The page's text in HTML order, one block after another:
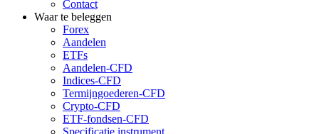
Contact
Waar te beleggen
Forex
Aandelen
ETFs
Aandelen-CFD
Indices-CFD
Termijngoederen-CFD
Crypto-CFD
ETF-fondsen-CFD
Specificatie instrument